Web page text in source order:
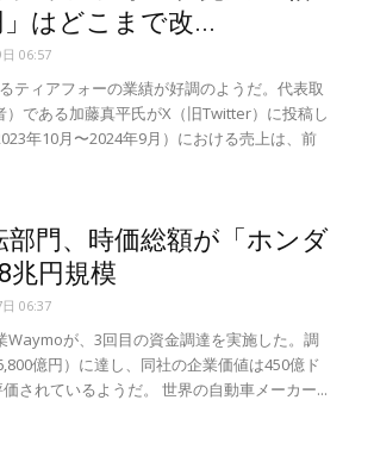
はどこまで改...
06:57
ティアフォーの業績が好調のようだ。代表取
）である加藤真平氏がX（旧Twitter）に投稿し
年10月〜2024年9月）における売上は、前
部門、時価総額が「ホンダ
兆円規模
06:37
Waymoが、3回目の資金調達を実施した。調
億円）に達し、同社の企業価値は450億ド
されているようだ。 世界の自動車メーカー...